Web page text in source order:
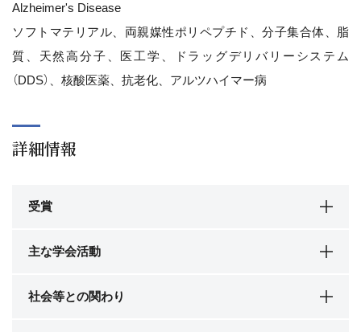
Alzheimer's Disease
ソフトマテリアル、両親媒性ポリペプチド、分子集合体、脂
質、天然高分子、医工学、ドラッグデリバリーシステム
（DDS）、核酸医薬、抗老化、アルツハイマー病
詳細情報
受賞
主な学会活動
社会等との関わり